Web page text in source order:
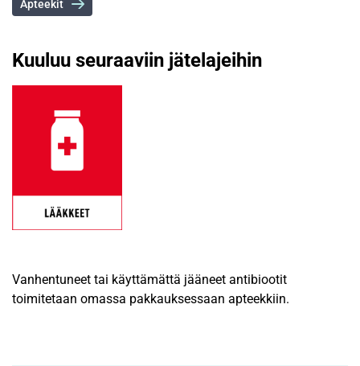
Apteekit
Kuuluu seuraaviin jätelajeihin
Vanhentuneet tai käyttämättä jääneet antibiootit
toimitetaan omassa pakkauksessaan apteekkiin.